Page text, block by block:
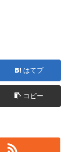
はてブ
コピー